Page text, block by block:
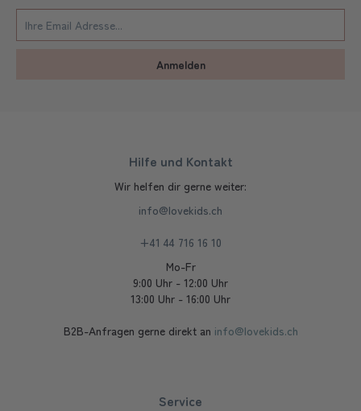
Anmelden
Hilfe und Kontakt
Wir helfen dir gerne weiter:
info@lovekids.ch
+41 44 716 16 10
Mo-Fr
9:00 Uhr - 12:00 Uhr
13:00 Uhr - 16:00 Uhr
B2B-Anfragen gerne direkt an info@lovekids.ch
Service